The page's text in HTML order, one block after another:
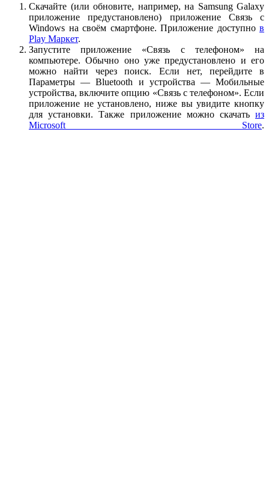
Скачайте (или обновите, например, на Samsung Galaxy
приложение предустановлено) приложение Связь с
Windows на своём смартфоне. Приложение доступно в
Play Маркет.
Запустите приложение «Связь с телефоном» на
компьютере. Обычно оно уже предустановлено и его
можно найти через поиск. Если нет, перейдите в
Параметры — Bluetooth и устройства — Мобильные
устройства, включите опцию «Связь с телефоном». Если
приложение не установлено, ниже вы увидите кнопку
для установки. Также приложение можно скачать из
Microsoft Store.